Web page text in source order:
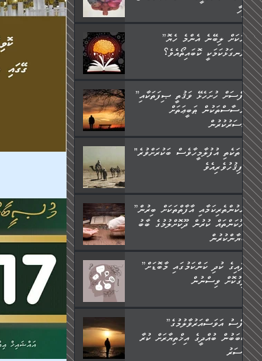
މީހާ,
”މީހަކަށް ލިބޭނެ އެންމެ ހެޔޮ
ރަނގަޅުކަމަކީ ކޮބައިތޯއެވެ؟“
”ނަފްސަށް ހުށަހެޅޭ ވަޤުތީ ޞިފަތަކާއި
އިޙްސާސްތަކުން ޠަބީޢަތަށް
އަސަރުކުރުން:
"މި ތަކެތި އުފުލާމީހާވެސް ބަކުރަށްވުރެ
ފިޤުހުވެރިއެވެ."
”ދެއްކުންތެރިކަމާއި އާފާތްތަކަށް ބިރުން
ހެޔޮކަންތައް ކުރުން ދޫކޮށްލުމުގެ ބާބު
ބަޔާންކުރުން:
”އާދައިގެ ކުދި ކަންކަމުގައި މާބޮޑަށް
ދިގުކޮށް ވިސްނުން:
”ނަފްސު އަވަސްއަރުވާލުމުގެ
ސަބަބުން ބުއްދީގެ އިޚްތިޔާރަށް ކުރާ
އަސަރު.